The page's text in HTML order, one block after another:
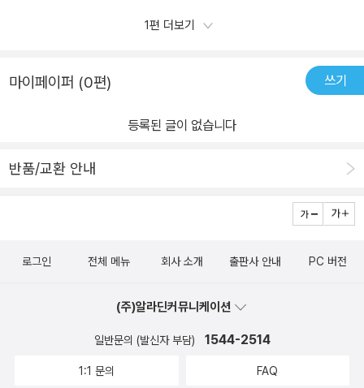
는지 ...어떻게 해서 단단해졌는지...어떻게 모양을 만들었는지등궁금
요즘 또 복덩이의 관심사가 공룡이라서 ㅎㅎㅎㅎ종종 물어요~ 공룡
폭발했냐고 ㅠㅠ아;;;;;;ㅋㅋㅋ 책을 함께 보면서 모습을 바꾸면서 돌
햇님이 방긋 나오면 다시 물이 증발해서 하늘로 올라가 구름이 되고
던 부분이 잘 표현이 되어 있어잘 읽었던 부분이였어요그리고 그외
게 복덩이는 물을 언제 사용하냐고 묻기도 해보고 대답도 하는 시간
카치카. 그리고 응가할때..ㅋㅋ 그러면서 우리 몸에도 물이 많이 필요
기해주었지요.그리고복덩이가 마시는 물이 어떻게 우리 몸속에서 이
동하는지도 살펴보았답니다 ^^ 또한 펼침책을 펴서 지구의 전체 모습
면서 우리 나라는 어디에 있냐고 묻길래.. 알려주었지요 ^^''그랬더니.
1편 더보기
마이페이퍼 (0편) 쓰기
등록된 글이 없습니다
반품/교환 안내
로그인 전체 메뉴 회사 소개 출판사 안내 PC 버전
(주)알라딘커뮤니케이션
일반문의 (발신자 부담) 1544-2514
1:1 문의 FAQ